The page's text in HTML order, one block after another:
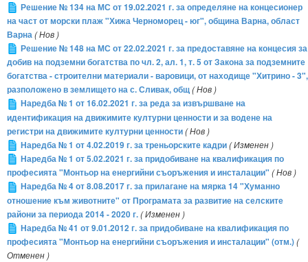
Решение № 134 на МС от 19.02.2021 г. за определяне на концесионер
на част от морски плаж "Хижа Черноморец - юг", община Варна, област
Варна( Нов )
Решение № 148 на МС от 22.02.2021 г. за предоставяне на концесия за
добив на подземни богатства по чл. 2, ал. 1, т. 5 от Закона за подземните
богатства - строителни материали - варовици, от находище "Хитрино - 3",
разположено в землището на с. Сливак, общ( Нов )
Наредба № 1 от 16.02.2021 г. за реда за извършване на
идентификация на движимите културни ценности и за водене на
регистри на движимите културни ценности( Нов )
Наредба № 1 от 4.02.2019 г. за треньорските кадри( Изменен )
Наредба № 1 от 5.02.2021 г. за придобиване на квалификация по
професията "Монтьор на енергийни съоръжения и инсталации" ( Нов )
Наредба № 4 от 8.08.2017 г. за прилагане на мярка 14 "Хуманно
отношение към животните" от Програмата за развитие на селските
райони за периода 2014 - 2020 г.( Изменен )
Наредба № 41 от 9.01.2012 г. за придобиване на квалификация по
професията "Монтьор на енергийни съоръжения и инсталации" (отм.)(
Отменен )